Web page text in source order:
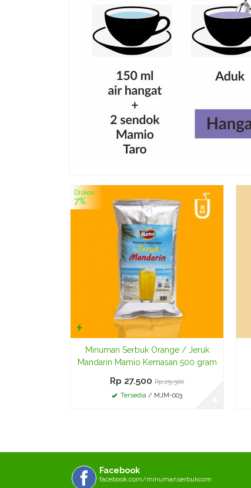
Diskon
7%
Minuman Serbuk Orange / Jeruk
Mandarin Mamio Kemasan 500 gram
Rp 27.500 Rp 29.500
Tersedia / MJM-003
Facebook
facebook.com/minumanserbukcom